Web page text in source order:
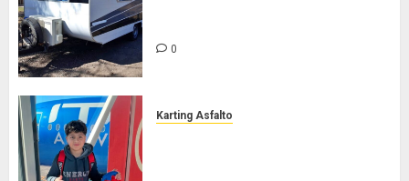
0
Karting Asfalto